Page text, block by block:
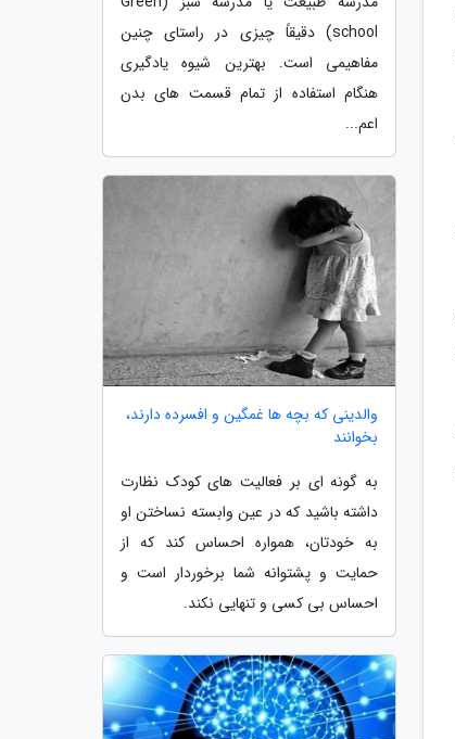
school) دقیقاً چیزی در راستای چنین
مفاهیمی است. بهترین شیوه یادگیری
هنگام استفاده از تمام قسمت های بدن
اعم...
والدینی که بچه ها غمگین و افسرده دارند،
بخوانند
به گونه ای بر فعالیت های کودک نظارت
داشته باشید که در عین وابسته نساختن او
به خودتان، همواره احساس کند که از
حمایت و پشتوانه شما برخوردار است و
احساس بی کسی و تنهایی نکند.